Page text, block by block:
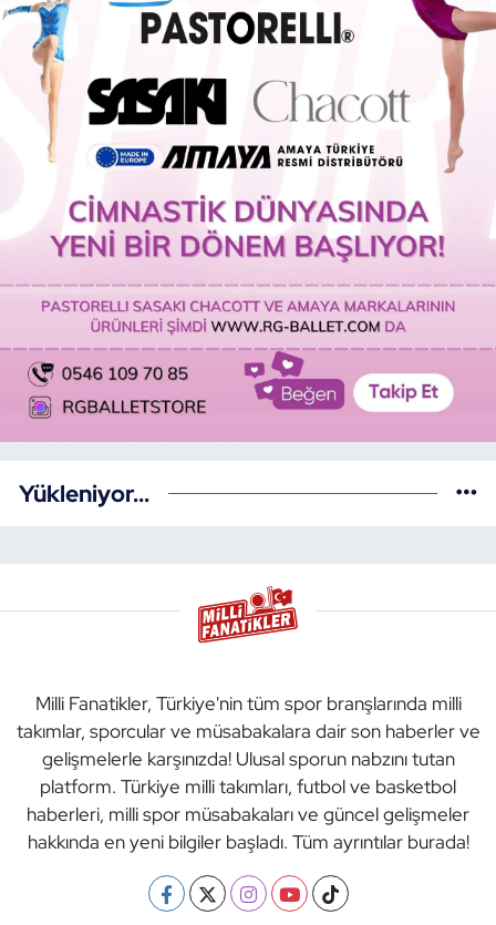
Yükleniyor...
Milli Fanatikler, Türkiye'nin tüm spor branşlarında milli
takımlar, sporcular ve müsabakalara dair son haberler ve
gelişmelerle karşınızda! Ulusal sporun nabzını tutan
platform. Türkiye milli takımları, futbol ve basketbol
haberleri, milli spor müsabakaları ve güncel gelişmeler
hakkında en yeni bilgiler başladı. Tüm ayrıntılar burada!